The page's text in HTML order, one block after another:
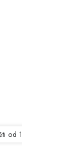
od 12 let)